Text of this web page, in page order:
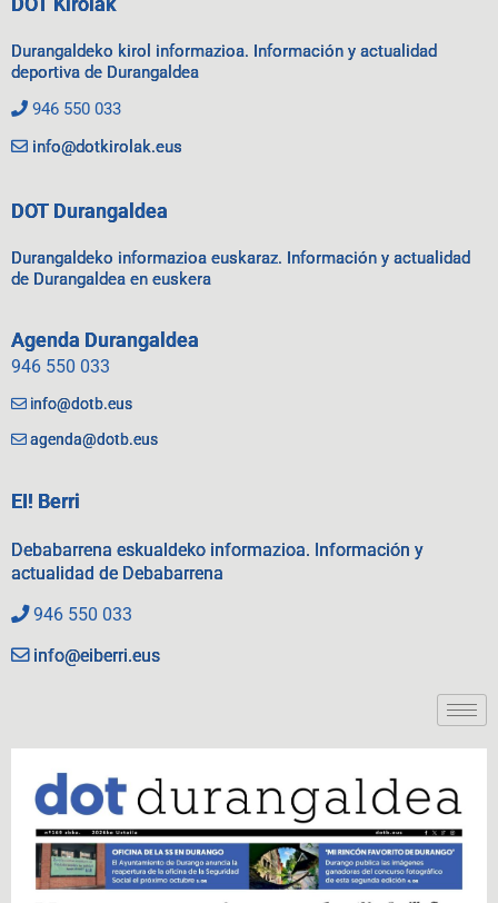
Durangaldeko kirol informazioa. Información y actualidad
deportiva de Durangaldea
946 550 033
info@dotkirolak.eus
DOT Durangaldea
Durangaldeko informazioa euskaraz. Información y actualidad
de Durangaldea en euskera
Agenda Durangaldea
946 550 033
info@dotb.eus
agenda@dotb.eus
EI! Berri
Debabarrena eskualdeko informazioa. Información y
actualidad de Debabarrena
946 550 033
info@eiberri.eus